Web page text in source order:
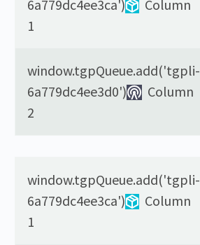
6a779dc4ee3ca')
Column
1
window.tgpQueue.add('tgpli-
6a779dc4ee3d0')
Column
2
window.tgpQueue.add('tgpli-
6a779dc4ee3ca')
Column
1